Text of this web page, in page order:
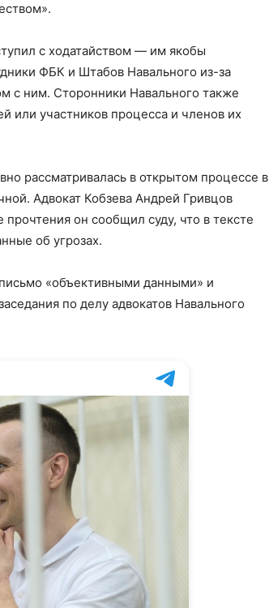
с ходатайством — им якобы
ФБК и Штабов Навального из-за
с ним. Сторонники Навального также
или участников процесса и членов их
рассматривалась в открытом процессе в
Адвокат Кобзева Андрей Гривцов
он сообщил суду, что в тексте
об угрозах.
«объективными данными» и
по делу адвокатов Навального